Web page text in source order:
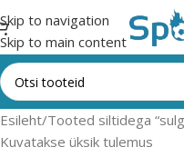
Skip to navigation
Skip to main content
Esileht Tooted siltidega
Kuvatakse üksik tulemus